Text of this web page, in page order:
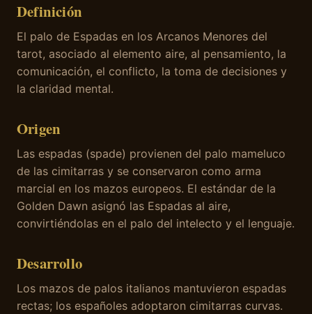
Definición
El palo de Espadas en los Arcanos Menores del
tarot, asociado al elemento aire, al pensamiento, la
comunicación, el conflicto, la toma de decisiones y
la claridad mental.
Origen
Las espadas (spade) provienen del palo mameluco
de las cimitarras y se conservaron como arma
marcial en los mazos europeos. El estándar de la
Golden Dawn asignó las Espadas al aire,
convirtiéndolas en el palo del intelecto y el lenguaje.
Desarrollo
Los mazos de palos italianos mantuvieron espadas
rectas; los españoles adoptaron cimitarras curvas.